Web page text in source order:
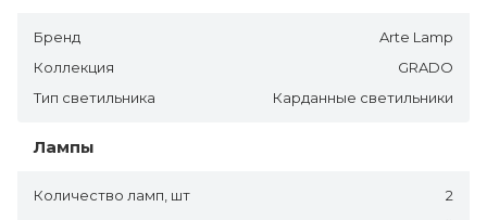
Бренд
Arte Lamp
Коллекция
GRADO
Тип светильника
Карданные светильники
Лампы
Количество ламп, шт
2